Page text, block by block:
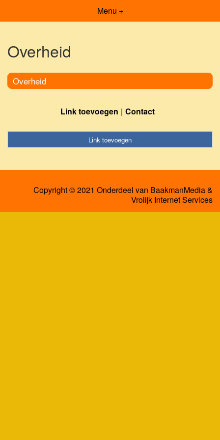
Menu +
Overheid
Overheid
Link toevoegen Contact
Link toevoegen
Copyright © 2021 Onderdeel van BaakmanMedia&
Vrolijk Internet Services